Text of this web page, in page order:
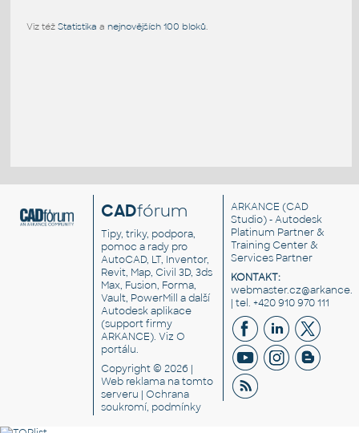
Viz též Statistika a nejnovějších 100 bloků.
CADfórum
Tipy, triky, podpora,
pomoc a rady pro
AutoCAD, LT, Inventor,
Revit, Map, Civil 3D, 3ds
Max, Fusion, Forma,
Vault, PowerMill a další
Autodesk aplikace
(support firmy
ARKANCE). VizO
portálu.
Copyright © 2026 |
Web reklama na tomto
serveru |Ochrana
soukromí, podmínky
ARKANCE (CAD
Studio) - Autodesk
Platinum Partner &
Training Center &
Services Partner
KONTAKT:
| tel. +420 910 970 111